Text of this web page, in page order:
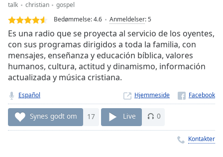
Loaded:
0.00%
Stream
TypeLIVE
Seek to
currently
behind
Remaining
Time-
talk christian
gospel
Bedømmelse:4.6 Anmeldelser:5
Es una radio que se proyecta al servicio de los oyentes,
con sus programas dirigidos a toda la familia, con
mensajes, enseñanza y educación bíblica, valores
humanos, cultura, actitud y dinamismo, información
actualizada y música cristiana.
Español Hjemmeside
Synes godt om 17 Live 0
Kontakter